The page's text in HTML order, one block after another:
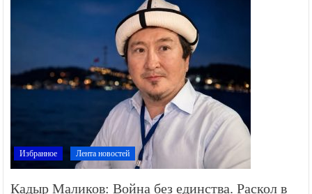
Избранное Лента новостей
Кадыр Маликов: Война без единства. Раскол в